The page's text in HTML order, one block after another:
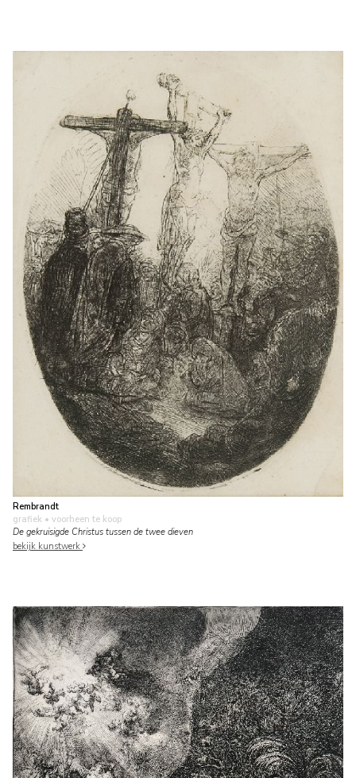
Rembrandt
grafiek • voorheen te koop
De gekruisigde Christus tussen de twee dieven
bekijk kunstwerk